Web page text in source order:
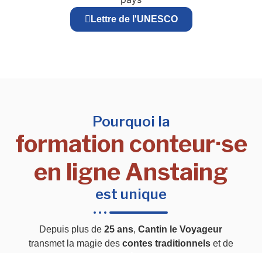
Lettre de l'UNESCO
Pourquoi la
formation conteur·se
en ligne Anstaing
est unique
Depuis plus de25 ans,Cantin le Voyageur
transmet la magie des contes traditionnelset de